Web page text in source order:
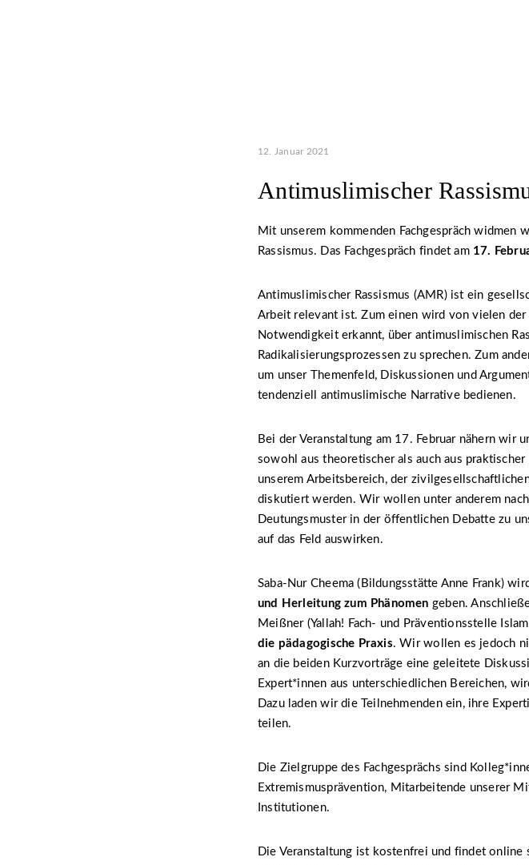
12. Januar 2021
Antimuslimischer
Mit unserem kommenden Fachgespräch widmen
Rassismus. Das Fachgespräch findet am 17.
Antimuslimischer Rassismus (AMR) ist ein
Arbeit relevant ist. Zum einen wird von vielen
Notwendigkeit erkannt, über antimuslimischen
Radikalisierungsprozessen zu sprechen. Zum
um unser Themenfeld, Diskussionen und
tendenziell antimuslimische Narrative bedienen.
Bei der Veranstaltung am 17. Februar nähern wir
sowohl aus theoretischer als auch aus
unserem Arbeitsbereich, der
diskutiert werden. Wir wollen unter anderem
Deutungsmuster in der öffentlichen Debatte zu
auf das Feld auswirken.
Saba-Nur Cheema (Bildungsstätte Anne Frank)
und Herleitung zum Phänomen geben.
Meißner (Yallah! Fach- und Präventionsstelle
die pädagogische Praxis. Wir wollen es jedoch
an die beiden Kurzvorträge eine geleitete
Expert*innen aus unterschiedlichen Bereichen,
Dazu laden wir die Teilnehmenden ein, ihre
teilen.
Die Zielgruppe des Fachgesprächs sind
Extremismusprävention, Mitarbeitende unserer
Institutionen.
Die Veranstaltung ist kostenfrei und findet online